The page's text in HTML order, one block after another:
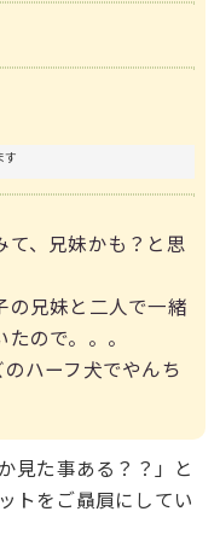
す
て、兄妹かも？と思
の兄妹と二人で一緒
ので。。。
ハーフ犬でやんち
見た事ある？？」と
トをご贔屓にしてい